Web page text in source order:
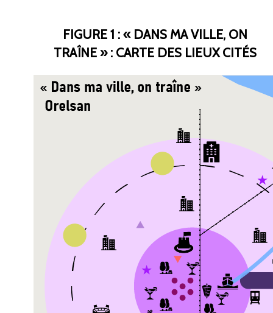
FIGURE 1 : « DANS MA VILLE, ON
TRAÎNE » : CARTE DES LIEUX CITÉS